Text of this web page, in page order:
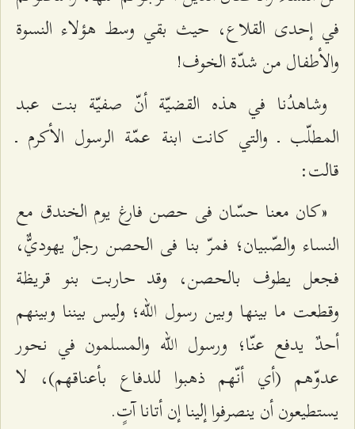
في إحدى القلاع، حيث بقي وسط هؤلاء النسوة
والأطفال من شدّة الخوف!
وشاهدُنا في هذه القضيّة أنّ صفيّة بنت عبد
المطلّب ـ والتي كانت ابنة عمّة الرسول الأكرم ـ
قالت:
«كان معنا حسّان فى حصن فارغ يوم الخندق مع
النساء والصّبيان؛ فمرّ بنا فى الحصن رجلٌ يهوديٌّ،
فجعل يطوف بالحصن‌، وقد حاربت بنو قريظة
وقطعت ما بينها وبين رسول ‌الله؛ وليس بيننا وبينهم
أحدٌ يدفع عنّا؛ ورسول‌ الله والمسلمون في نحور
عدوّهم (أي أنّهم ذهبوا للدفاع بأعناقهم)، لا
يستطيعون أن ينصرفوا إلينا إن أتانا آتٍ.